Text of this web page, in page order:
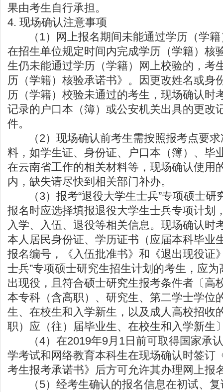
果由考生自行承担。
4. 现场确认注意事项
（1）网上报名期间未能通过学历（学籍
在招生单位规定时间内完成学历（学籍）核
生仍未能通过学历（学籍）网上校验的，考
历（学籍）核验承诺书》。因更改姓名或身
历（学籍）校验未通过的考生，现场确认时
记录的户口本（簿）或公安机关出具的更改
件。
（2）现场确认前考生需按照报考点要求
料，如学生证、身份证、户口本（簿）、毕
在云南省工作的相关材料等，现场确认使用
内，缺失请尽快到相关部门补办。
（3）报考“退役大学生士兵”专项硕士研
报名时应选择填报退役大学生士兵专项计划
入学、入伍、退役等相关信息。现场确认时
本人居民身份证、学历证书（应届本科毕业
报名编号，《入伍批准书》和《退出现役证
士兵”专项硕士研究生招生计划的考生，应
出现役，且符合硕士研究生报考条件者〔高
本专科（含高职）、研究生、第二学士学位
生、在校生和入学新生，以及成人高校招收
职）应（往）届毕业生、在校生和入学新生
（4）在2019年9月1日前可取得国家承
学考试和网络教育本科生在现场确认时签订
考生报考承诺书》后方可允许其办理网上报
（5）经考生确认的报名信息在初试、复